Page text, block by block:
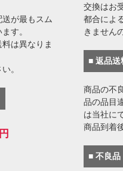
が最もスム
す。
は異なりま
。
交換はお
都合によ
きません
■ 返品送
商品の不
品の品目
は当社に
商品到着
■ 不良品